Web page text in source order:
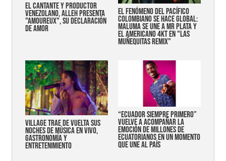
EL CANTANTE Y PRODUCTOR
VENEZOLANO, ALLEH PRESENTA
"AMOUREUX", SU DECLARACIÓN
DE AMOR
EL FENÓMENO DEL PACÍFICO
COLOMBIANO SE HACE GLOBAL:
MALUMA SE UNE A MR PLATA Y
EL AMERICANO 4KT EN "LAS
MUÑEQUITAS REMIX"
Village trae de vuelta sus
noches de música en vivo,
gastronomía y
entretenimiento
“Ecuador siempre primero”
vuelve a acompañar la
emoción de millones de
ecuatorianos en un momento
que une al país